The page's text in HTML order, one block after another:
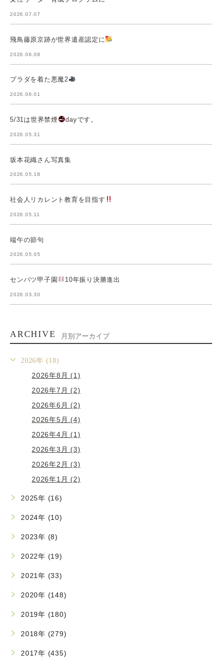
2026.07.07
飛鳥藤原京跡が世界遺産認定に
2026.06.08
プラダを着た悪魔2
2026.06.01
5/31は世界禁煙 dayです。
2026.05.31
坂本花織さん写真集
2026.05.18
社会人リカレント教育を目指す
2026.05.11
端午の節句
2026.05.05
センバツ甲子園 10年振り決勝進出
2026.03.30
ARCHIVE 月別アーカイブ
2026年 (18)
2026年8月 (1)
2026年7月 (2)
2026年6月 (2)
2026年5月 (4)
2026年4月 (1)
2026年3月 (3)
2026年2月 (3)
2026年1月 (2)
2025年 (16)
2024年 (10)
2023年 (8)
2022年 (19)
2021年 (33)
2020年 (148)
2019年 (180)
2018年 (279)
2017年 (435)